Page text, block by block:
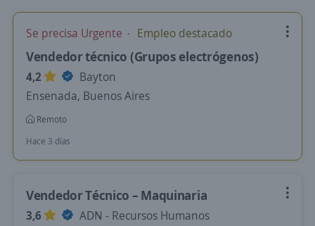
Se precisa Urgente Empleo destacado
Vendedor técnico (Grupos electrógenos)
4,2
Bayton
Ensenada, Buenos Aires
Remoto
Hace 3 días
Vendedor Técnico – Maquinaria
3,6
ADN - Recursos Humanos